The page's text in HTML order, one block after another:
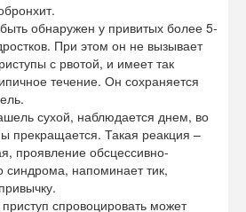
обнаружен у привитых более 5-
При этом он не вызывает
с рвотой, и имеет так
течение. Он сохраняется
сухой, наблюдается днем, во
прекращается. Такая реакция –
проявление обсцессивно-
синдрома, напоминает тик,
спровоцировать может